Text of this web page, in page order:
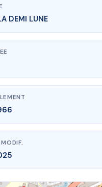
DEMI LUNE